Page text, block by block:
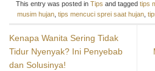
This entry was posted in Tips and tagged tips
musim hujan, tips mencuci sprei saat hujan,
Kenapa Wanita Sering Tidak
Tidur Nyenyak? Ini Penyebab
dan Solusinya!